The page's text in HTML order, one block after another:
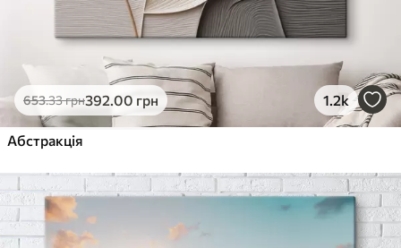
653.33грн392.00 грн 1.2k
Абстракція